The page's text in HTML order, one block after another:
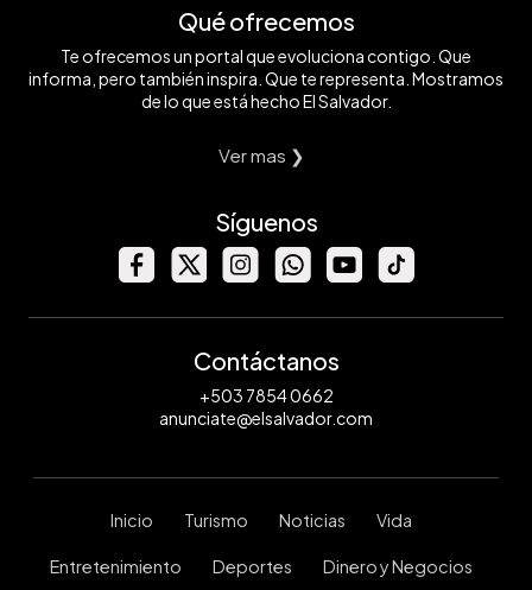
Qué ofrecemos
Te ofrecemos un portal que evoluciona contigo. Que
informa, pero también inspira. Que te representa. Mostramos
de lo que está hecho El Salvador.
Ver mas ❯
Síguenos
Contáctanos
+503 7854 0662
anunciate@elsalvador.com
Inicio Turismo Noticias Vida
Entretenimiento Deportes Dinero y Negocios